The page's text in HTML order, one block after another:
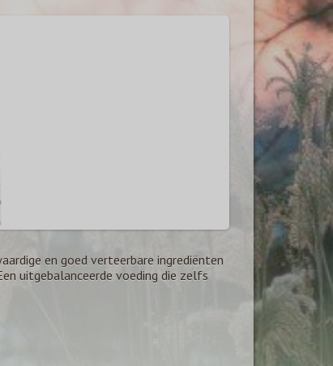
en goed verteerbare ingrediënten
uitgebalanceerde voeding die zelfs